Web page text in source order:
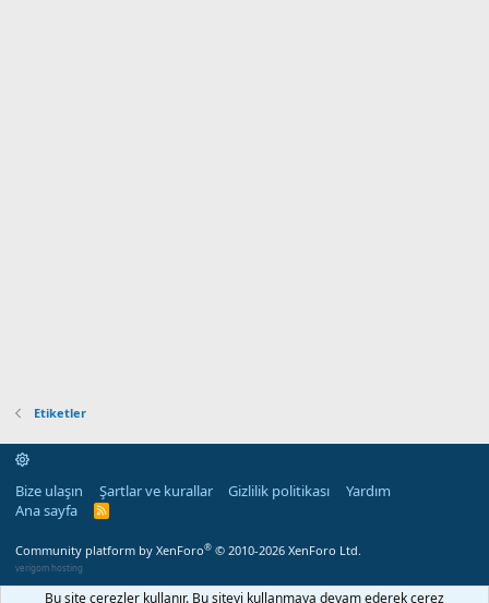
Etiketler
Bize ulaşın Şartlar ve kurallar Gizlilik politikası
Yardım
Ana sayfa
R
S
Community platform by XenForo® © 2010-2026 XenForo Ltd.
verigom hosting
Bu site çerezler kullanır. Bu siteyi kullanmaya devam ederek çerez